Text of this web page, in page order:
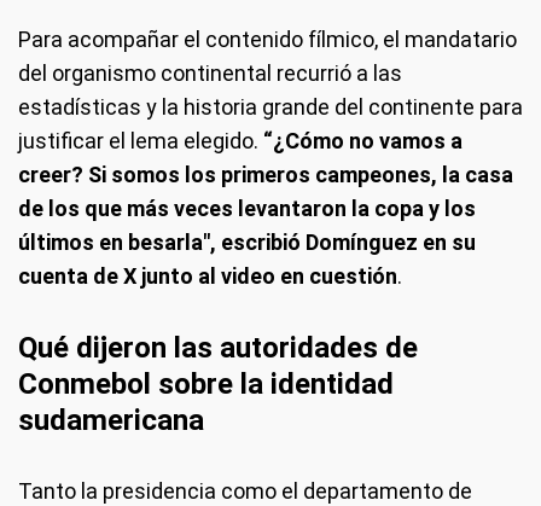
Para acompañar el contenido fílmico, el mandatario
del organismo continental recurrió a las
estadísticas y la historia grande del continente para
justificar el lema elegido. “¿Cómo no vamos a
creer? Si somos los primeros campeones, la casa
de los que más veces levantaron la copa y los
últimos en besarla", escribió Domínguez en su
cuenta de X junto al video en cuestión.
Qué dijeron las autoridades de
Conmebol sobre la identidad
sudamericana
Tanto la presidencia como el departamento de